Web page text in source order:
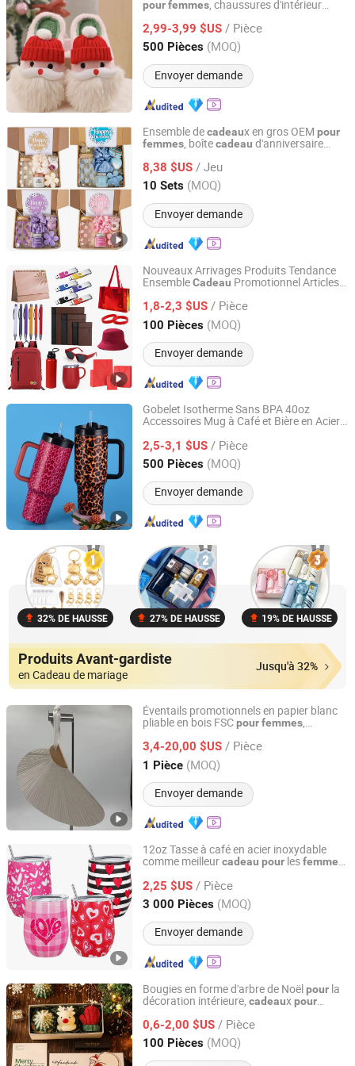
pourfemmes , chaussures d'intérieur
Noël
2,99-3,99 $US / Pièce
500 Pièces (MOQ)
Envoyer demande
Market Union Co. Ltd.
Zhejiang, China Depuis 2010
Ensemble decadeaux en gros OEM pour
femmes, boîtecadeau d'anniversaire
cadeaucréatifpour
de mariage
8,38 $US / Jeu
10 Sets (MOQ)
Envoyer demande
Xiamen Athome Household Products Co., Ltd.
Fujian, China Depuis 2025
Nouveaux Arrivages Produits Tendance
EnsembleCadeau Promotionnel Articles
Femme
1,8-2,3 $US / Pièce
100 Pièces (MOQ)
Envoyer demande
Guangzhou Gogo Craft Co., Ltd.
Guangdong, China Depuis 2025
Gobelet Isotherme Sans BPA 40oz
Accessoires Mug à Café et Bière en Acier
2,5-3,1 $US / Pièce
500 Pièces (MOQ)
Envoyer demande
Shanghai Karry Industrial Co., Ltd.
Zhejiang, China Depuis 2023
32% DE HAUSSE 27% DE HAUSSE 19% DE HAUSSE
Produits Avant-gardiste
en Cadeau de mariage
Jusqu'à 32%
Éventails promotionnels en papier blanc
pliable en bois FSCpourfemmes,
3,4-20,00 $US / Pièce
1 Pièce (MOQ)
Envoyer demande
Shingrand Hats Manufacturer Co., Ltd.
Zhejiang, China Depuis 2018
12oz Tasse à café en acier inoxydable
comme meilleurcadeau pour lesfemmes,
2,25 $US / Pièce
3 000 Pièces (MOQ)
Envoyer demande
Ningbo OK Homeware Co., Ltd.
Zhejiang, China Depuis 2021
Bougies en forme d'arbre de Noëlpour la
décoration intérieure, cadeauxpour
0,6-2,00 $US / Pièce
100 Pièces (MOQ)
Qingdao Huanxi Homeware Co., Ltd
Shandong, China Depuis 2023